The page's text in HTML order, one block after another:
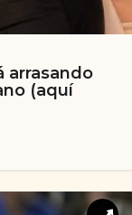
arrasando
(aquí